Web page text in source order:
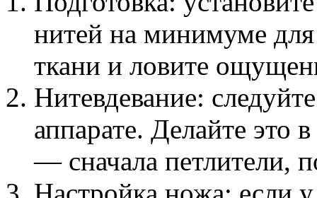
нитей на минимуме
ткани и ловите
Нитевдевание:
аппарате. Делайте это
— сначала петлители,